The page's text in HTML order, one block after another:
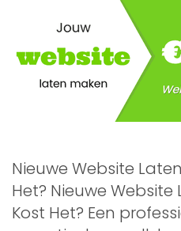
Nieuwe Website
Het? Nieuwe
Kost Het? Een